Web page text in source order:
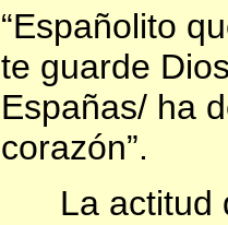
“Españolito
te guarde
Españas/ ha
corazón”.
La actitud